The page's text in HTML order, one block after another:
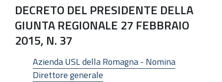
DECRETO DEL PRESIDENTE DELLA
GIUNTA REGIONALE 27 FEBBRAIO
2015, N. 37
Azienda USL della Romagna - Nomina
Direttore generale